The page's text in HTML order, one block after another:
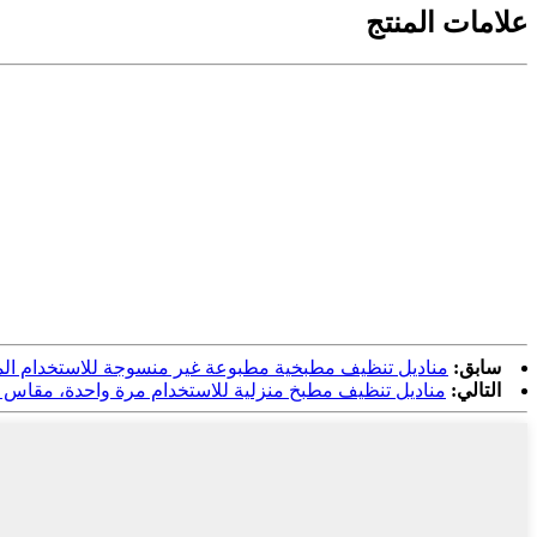
علامات المنتج
سابق: مناديل تنظيف مطبخية مطبوعة غير منسوجة للاستخدام
التالي: مناديل تنظيف مطبخ منزلية للاستخدام مرة واحدة، مقاس 30 × 60 سم، مصنوعة من قماش غير منسوج